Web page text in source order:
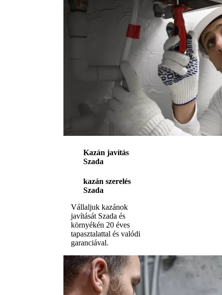
Kazán javítás
Szada
kazán szerelés
Szada
Vállaljuk kazánok
javítását Szada és
környékén 20 éves
tapasztalattal és valódi
garanciával.